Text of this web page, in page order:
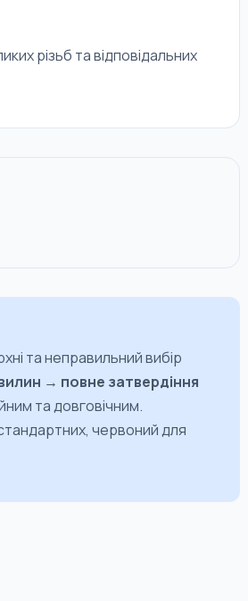
різьб та відповідальних
та неправильний вибір
→ повне затвердіння
та довговічним.
червоний для